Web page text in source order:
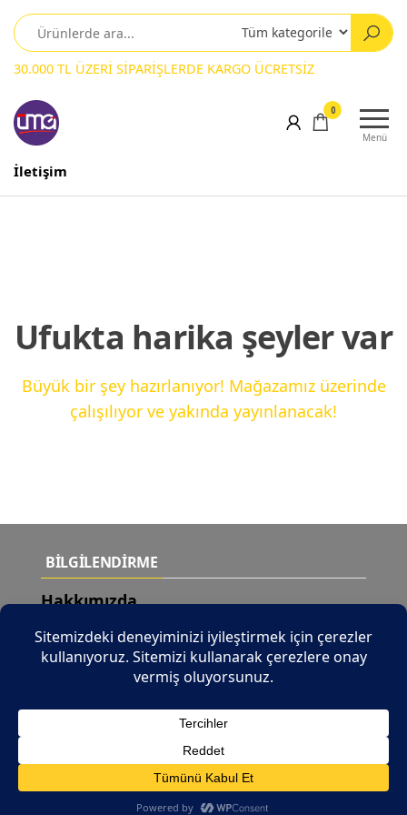
30.000 TL ÜZERİ SİPARİŞLERDE KARGO ÜCRETSİZ
Menü
0
İletişim
Ufukta harika şeyler var
Büyük bir şey hazırlanıyor! Mağazamız üzerinde
çalışılıyor ve yakında yayınlanacak!
BİLGİLENDİRME
Hakkımızda
Teslimat Şartları
Yeni Ürünler
© 2026 Tüm Hakları Saklıdır |
b2b.tuncaymotor.com